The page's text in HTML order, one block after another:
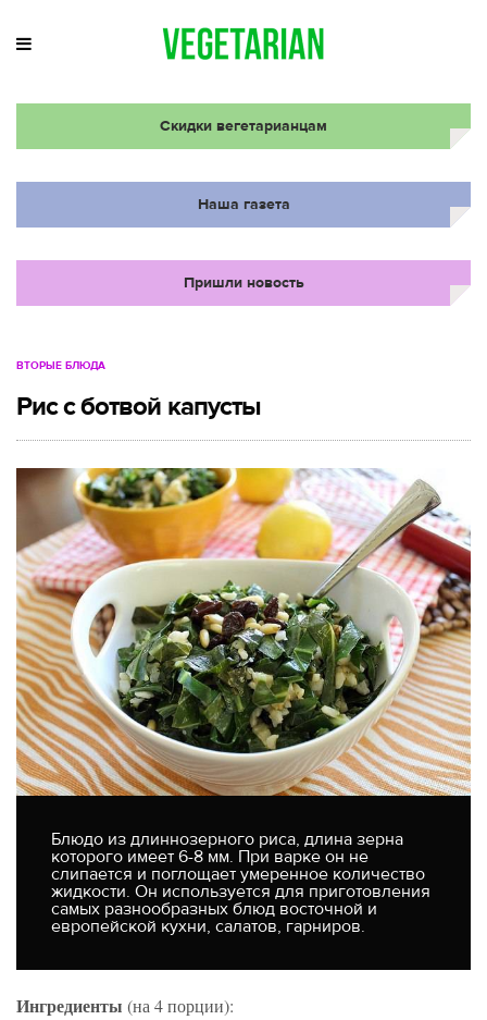
Скидки вегетарианцам
Наша газета
Пришли новость
ВТОРЫЕ БЛЮДА
Рис с ботвой капусты
Блюдо из длиннозерного риса, длина зерна
которого имеет 6-8 мм. При варке он не
слипается и поглощает умеренное количество
жидкости. Он используется для приготовления
самых разнообразных блюд восточной и
европейской кухни, салатов, гарниров.
Ингредиенты (на 4 порции):